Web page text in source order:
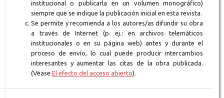
institucional o publicarla en un volumen monográfico)
siempre que se indique la publicación inicial en esta revista.
Se permite y recomienda a los autores/as difundir su obra
a través de Internet (p. ej.: en archivos telemáticos
institucionales o en su página web) antes y durante el
proceso de envío, lo cual puede producir intercambios
interesantes y aumentar las citas de la obra publicada.
(Véase El efecto del acceso abierto).